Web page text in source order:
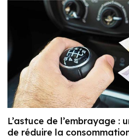
L’astuce de l’embrayage :
de réduire la